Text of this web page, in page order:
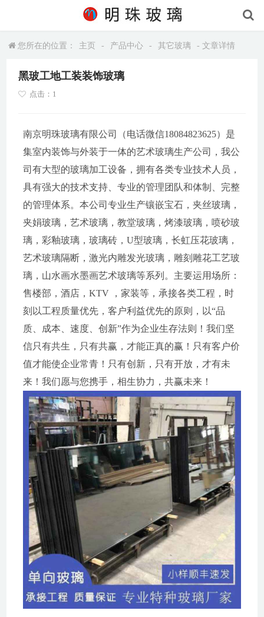
您所在的位置： 主页 - 产品中心 - 其它玻璃 - 文章详情
黑玻工地工装装饰玻璃
点击：1
南京明珠玻璃有限公司（电话微信18084823625）是
集室内装饰与外装于一体的艺术玻璃生产公司，我公
司有大型的玻璃加工设备，拥有各类专业技术人员，
具有强大的技术支持、专业的管理团队和体制、完整
的管理体系。本公司专业生产镶嵌宝石，夹丝玻璃，
夹娟玻璃，艺术玻璃，教堂玻璃，烤漆玻璃，喷砂玻
璃，彩釉玻璃，玻璃砖，U型玻璃，长虹压花玻璃，
艺术玻璃隔断，激光内雕发光玻璃，雕刻雕花工艺玻
璃，山水画水墨画艺术玻璃等系列。主要运用场所：
售楼部，酒店，KTV ，家装等，承接各类工程，时
刻以工程质量优先，客户利益优先的原则，以“品
质、成本、速度、创新”作为企业生存法则！我们坚
信只有共生，只有共赢，才能正真的赢！只有客户价
值才能使企业常青！只有创新，只有开放，才有未
来！我们愿与您携手，相生协力，共赢未来！